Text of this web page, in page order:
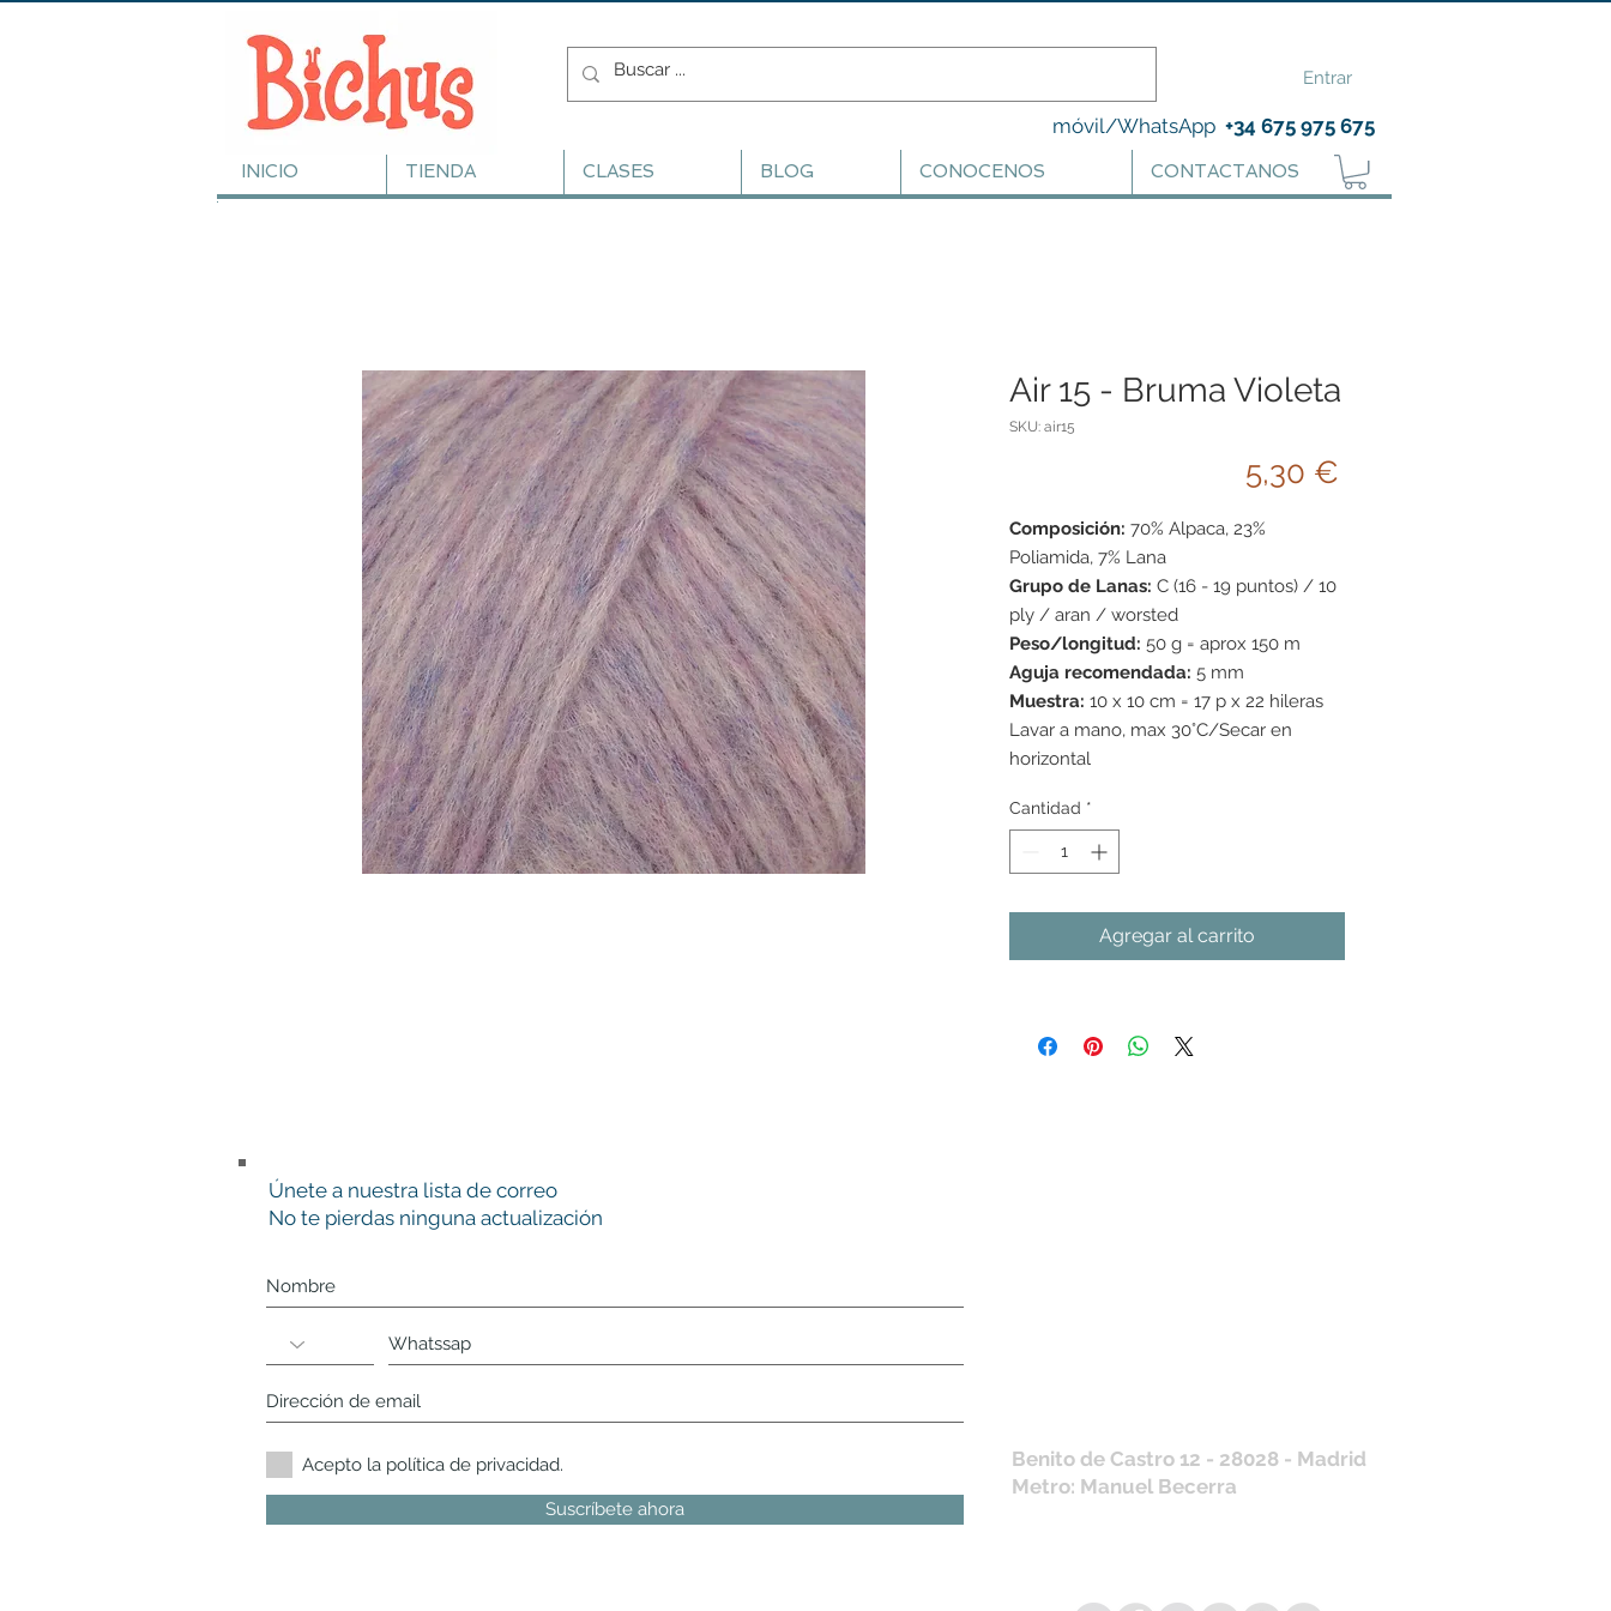
móvil/WhatsApp +34 675 975 675
Entrar
INICIO TIENDA CLASES BLOG CONOCENOS CONTACTANOS
Air 15 - Bruma Violeta
SKU: air15
5,30 €
Composición: 70% Alpaca, 23%
Poliamida, 7% Lana
Grupo de Lanas: C (16 - 19 puntos) / 10
ply / aran / worsted
Peso/longitud: 50 g = aprox 150 m
Aguja recomendada: 5 mm
Muestra: 10 x 10 cm = 17 p x 22 hileras
Lavar a mano, max 30°C/Secar en
horizontal
Cantidad *
Agregar al carrito
Únete a nuestra lista de correo
No te pierdas ninguna actualización
Acepto la política de privacidad.
Suscríbete ahora
Benito de Castro 12 - 28028 - Madrid
Metro: Manuel Becerra